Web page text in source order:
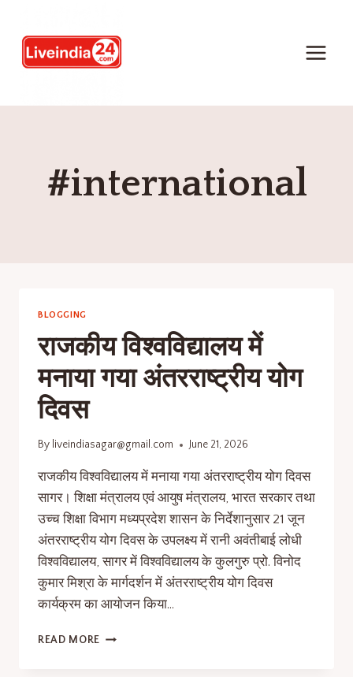
#international
BLOGGING
राजकीय विश्वविद्यालय में
मनाया गया अंतरराष्ट्रीय योग
दिवस
By liveindiasagar@gmail.com June 21, 2026
राजकीय विश्वविद्यालय में मनाया गया अंतरराष्ट्रीय योग दिवस
सागर। शिक्षा मंत्रालय एवं आयुष मंत्रालय, भारत सरकार तथा
उच्च शिक्षा विभाग मध्यप्रदेश शासन के निर्देशानुसार 21 जून
अंतरराष्ट्रीय योग दिवस के उपलक्ष्य में रानी अवंतीबाई लोधी
विश्वविद्यालय, सागर में विश्वविद्यालय के कुलगुरु प्रो. विनोद
कुमार मिश्रा के मार्गदर्शन में अंतरराष्ट्रीय योग दिवस
कार्यक्रम का आयोजन किया…
READ MORE